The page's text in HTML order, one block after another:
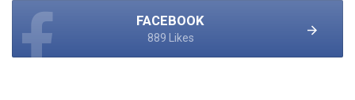
FACEBOOK
889 Likes